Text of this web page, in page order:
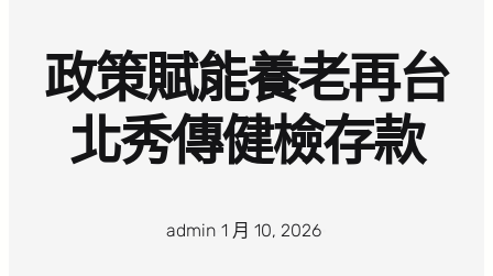
政策賦能養老再台
北秀傳健檢存款
admin 1 月 10, 2026